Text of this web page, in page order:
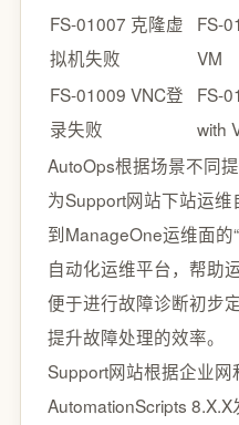
FS-01007 克隆虚
拟机失败
FS-
VM
FS-01009 VNC登
录失败
FS-
with
AutoOps根据场景不同
为Support网站下站运
到ManageOne运维面的
自动化运维平台，帮助
便于进行故障诊断初步
提升故障处理的效率。
Support网站根据企业
AutomationScripts